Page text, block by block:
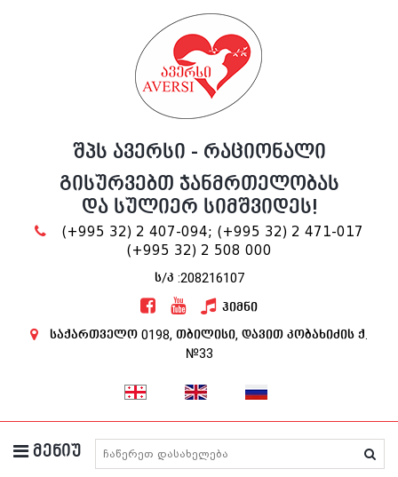
შპს ავერსი - რაციონალი
გისურვებთ ჯანმრთელობას
და სულიერ სიმშვიდეს!
(+995 32) 2 407-094; (+995 32) 2 471-017
(+995 32) 2 508 000
ს/კ :208216107
ჰიმნი
საქართველო 0198, თბილისი, დავით კობახიძის ქ.
№33
მენიუ მედიკამენტების ძიება